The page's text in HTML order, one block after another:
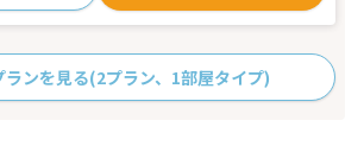
ランを見る(2プラン、1部屋タイプ)